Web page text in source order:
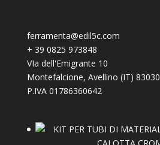
ferramenta@edil5c.com
+ 39 0825 973848
VIa dell'Emigrante 10
Montefalcione, Avellino (IT) 83030
P.IVA 01786360642